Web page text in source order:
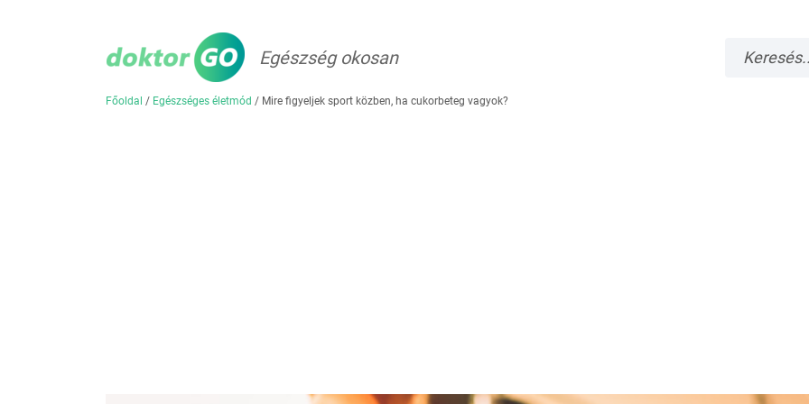
Egészség okosan
Főoldal / Egészséges életmód / Mire figyeljek sport közben, ha cukorbeteg vagyok?